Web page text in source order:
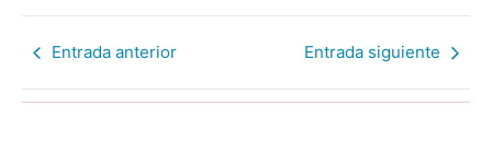
Entrada anterior Entrada siguiente